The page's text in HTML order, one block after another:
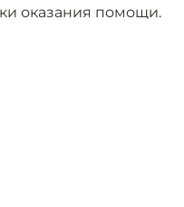
оказания помощи.